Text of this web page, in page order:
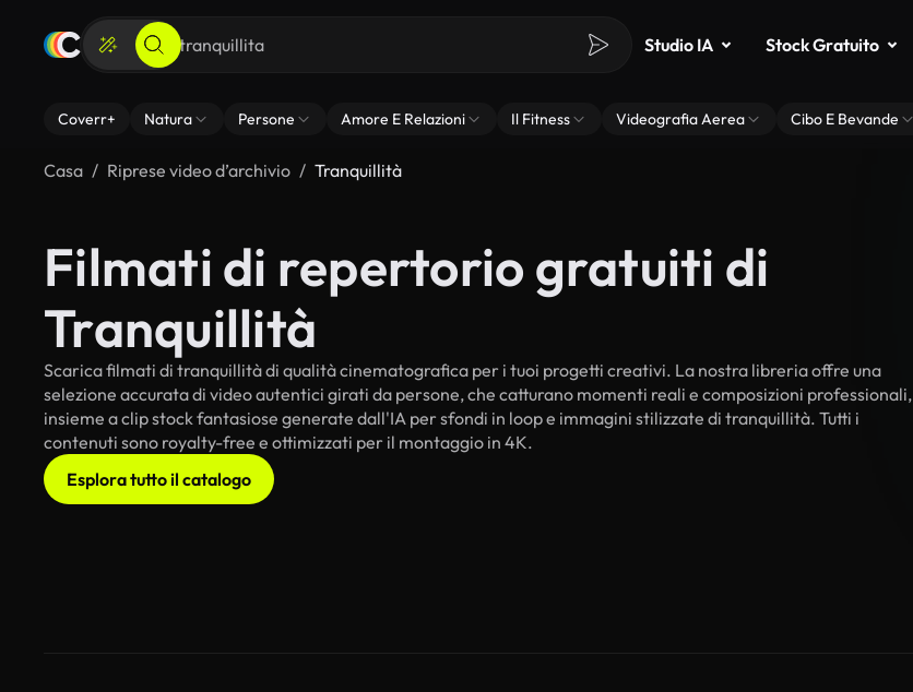
Studio IA Stock Gratuito
Coverr+ Natura Persone Amore E Relazioni Il Fitness Videografia Aerea Cibo E Bevande
Casa Riprese video d’archivio Tranquillità
Filmati di repertorio gratuiti di
Tranquillità
Scarica filmati di tranquillità di qualità cinematografica per i tuoi progetti creativi. La nostra libreria offre una
selezione accurata di video autentici girati da persone, che catturano momenti reali e composizioni professionali,
insieme a clip stock fantasiose generate dall'IA per sfondi in loop e immagini stilizzate di tranquillità. Tutti i
contenuti sono royalty-free e ottimizzati per il montaggio in 4K.
Esplora tutto il catalogo